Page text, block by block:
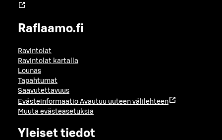
Raflaamo.fi
Ravintolat
Ravintolat kartalla
Lounas
Tapahtumat
Saavutettavuus
Evästeinformaatio Avautuu uuteen välilehteen
Muuta evästeasetuksia
Yleiset tiedot